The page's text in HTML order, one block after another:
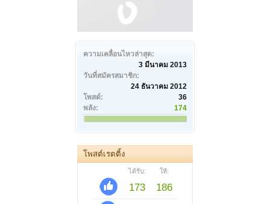
ความเคลื่อนไหวล่าสุด:
3 มีนาคม 2013
วันที่สมัครสมาชิก:
24 ธันวาคม 2012
โพสต์:
36
พลัง:
174
โพสต์เรตติ้ง
ได้รับ: ให้:
173
186